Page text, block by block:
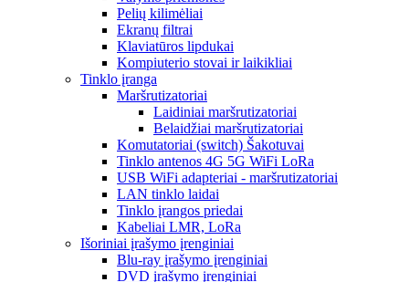
Pelių kilimėliai
Ekranų filtrai
Klaviatūros lipdukai
Kompiuterio stovai ir laikikliai
Tinklo įranga
Maršrutizatoriai
Laidiniai maršrutizatoriai
Belaidžiai maršrutizatoriai
Komutatoriai (switch) Šakotuvai
Tinklo antenos 4G 5G WiFi LoRa
USB WiFi adapteriai - maršrutizatoriai
LAN tinklo laidai
Tinklo įrangos priedai
Kabeliai LMR, LoRa
Išoriniai įrašymo įrenginiai
Blu-ray įrašymo įrenginiai
DVD įrašymo įrenginiai